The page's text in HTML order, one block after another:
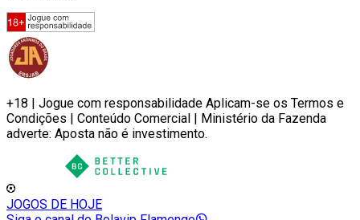
+18 | Jogue com responsabilidade Aplicam-se os Termos e
Condições | Conteúdo Comercial | Ministério da Fazenda
adverte: Aposta não é investimento.
JOGOS DE HOJE